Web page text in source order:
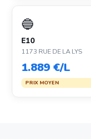
🔵
E10
1173 RUE DE LA LYS
1.889 €/L
PRIX MOYEN